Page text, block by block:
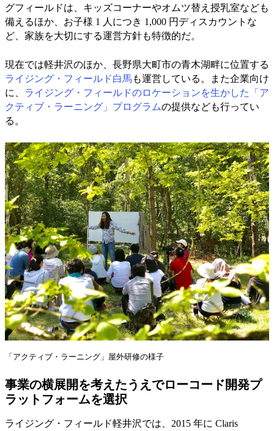
グフィールドは、キッズコーナーやオムツ替え授乳室なども
備えるほか、お子様 1 人につき 1,000 円ディスカウントな
ど、家族を大切にする運営方針も特徴的だ。
現在では軽井沢のほか、長野県大町市の青木湖畔に位置する
ライジング・フィールド白馬も運営している。また企業向け
に、 ライジング・フィールドのロケーションを生かした「ア
クティブ・ラーニング」プログラムの提供なども行ってい
る。
「アクティブ・ラーニング」屋外研修の様子
事業の横展開を考えたうえでローコード開発プ
ラットフォームを選択
ライジング・フィールド軽井沢では、2015 年に Claris